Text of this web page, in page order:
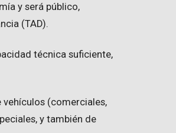
y será público,
(TAD).
técnica suficiente,
(comerciales,
y también de